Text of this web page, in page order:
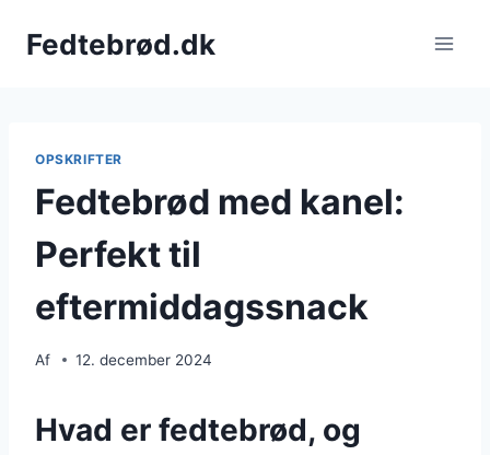
Fedtebrød.dk
OPSKRIFTER
Fedtebrød med kanel:
Perfekt til
eftermiddagssnack
Af 12. december 2024
Hvad er fedtebrød, og